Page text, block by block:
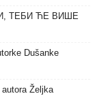
ТЕБИ ЋЕ ВИШЕ
Dušanke
Željka